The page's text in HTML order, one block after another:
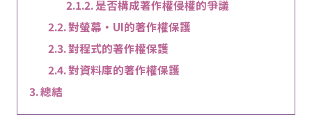
是否構成著作權侵權的爭議
對螢幕・UI的著作權保護
對程式的著作權保護
對資料庫的著作權保護
總結